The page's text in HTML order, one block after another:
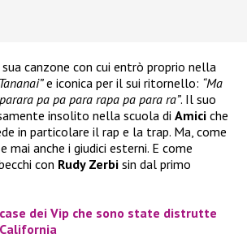
canzone con cui entrò proprio nella
e iconica per il sui ritornello: “Ma
pa pa para rapa pa para ra”. Il suo
insolito nella scuola di Amici che
in particolare il rap e la trap. Ma, come
mai anche i giudici esterni. E come
con Rudy Zerbi sin dal primo
dei Vip che sono state distrutte